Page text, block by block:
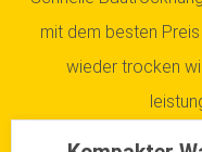
mit dem besten
wieder trocken